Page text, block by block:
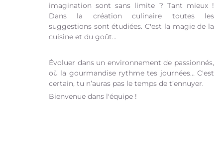
imagination sont sans limite ? Tant mieux !
Dans la création culinaire toutes les
suggestions sont étudiées. C'est la magie de la
cuisine et du goût...
Évoluer dans un environnement de passionnés,
où la gourmandise rythme tes journées… C'est
certain, tu n’auras pas le temps de t’ennuyer.
Bienvenue dans l'équipe !